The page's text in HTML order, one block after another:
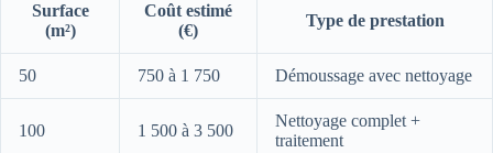
Surface
(m²)
Coût estimé
(€)
Type de prestation
50 750 à 1 750 Démoussage avec nettoyage
100 1 500 à 3 500
Nettoyage complet +
traitement